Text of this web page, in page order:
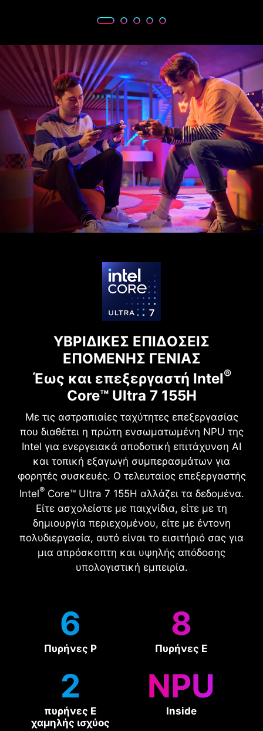
ΥΒΡΙΔΙΚΕΣ ΕΠΙΔΟΣΕΙΣ
ΕΠΟΜΕΝΗΣ ΓΕΝΙΑΣ
Έως και επεξεργαστή Intel®
Core™ Ultra 7 155H
Με τις αστραπιαίες ταχύτητες επεξεργασίας
που διαθέτει η πρώτη ενσωματωμένη NPU της
Intel για ενεργειακά αποδοτική επιτάχυνση AI
και τοπική εξαγωγή συμπερασμάτων για
φορητές συσκευές. Ο τελευταίος επεξεργαστής
Intel®Core™ Ultra 7 155H αλλάζει τα δεδομένα.
Είτε ασχολείστε με παιχνίδια, είτε με τη
δημιουργία περιεχομένου, είτε με έντονη
πολυδιεργασία, αυτό είναι το εισιτήριό σας για
μια απρόσκοπτη και υψηλής απόδοσης
υπολογιστική εμπειρία.
6
Πυρήνες P
8
Πυρήνες E
2
πυρήνες E
χαμηλής ισχύος
NPU
Inside